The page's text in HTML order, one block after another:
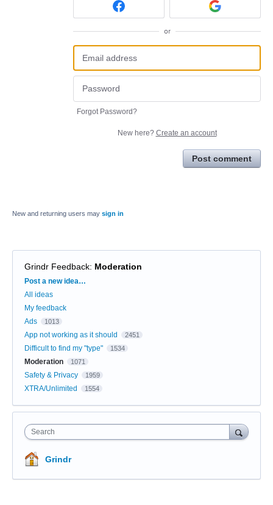
or
Forgot Password?
New here? Create an account
Post comment
New and returning users may sign in
Grindr Feedback: Moderation
Categories
Post a new idea…
All ideas
My feedback
Ads
1013
App not working as it should 2451
Difficult to find my "type" 1534
Moderation 1071
Safety & Privacy 1959
XTRA/Unlimited 1554
Search
Grindr